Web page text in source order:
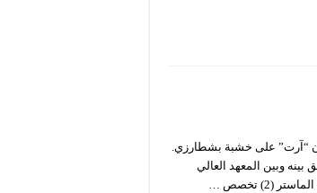
عرض تخرجها الحامل عنوان “آرت” على خشبة بشطارزي.
وبين المعهد العالي
(2) تخصص …